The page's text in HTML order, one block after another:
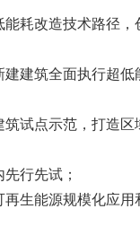
耗改造技术路径
建筑全面执行超
试点示范，打造
行先试；
生能源规模化应